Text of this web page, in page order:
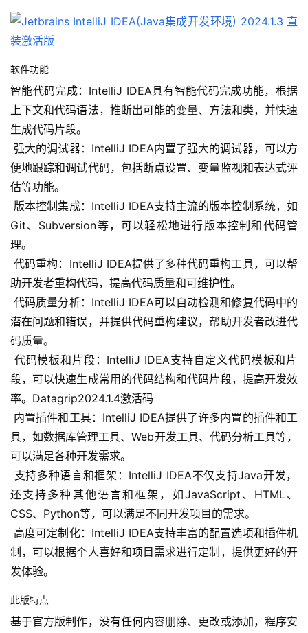
软件功能
智能代码完成：IntelliJ IDEA具有智能代码完成功能，根据
上下文和代码语法，推断出可能的变量、方法和类，并快速
生成代码片段。
强大的调试器：IntelliJ IDEA内置了强大的调试器，可以方
便地跟踪和调试代码，包括断点设置、变量监视和表达式评
估等功能。
Git、Subversion等，可以轻松地进行版本控制和代码管
理。
代码重构：IntelliJ IDEA提供了多种代码重构工具，可以帮
助开发者重构代码，提高代码质量和可维护性。
代码质量分析：IntelliJ IDEA可以自动检测和修复代码中的
潜在问题和错误，并提供代码重构建议，帮助开发者改进代
码质量。
段，可以快速生成常用的代码结构和代码片段，提高开发效
率。Datagrip2024.1.4激活码
具，如数据库管理工具、Web开发工具、代码分析工具等，
可以满足各种开发需求。
还支持多种其他语言和框架，如JavaScript、HTML、
CSS、Python等，可以满足不同开发项目的需求。
制，可以根据个人喜好和项目需求进行定制，提供更好的开
发体验。
此版特点
基于官方版制作，没有任何内容删除、更改或添加，程序安